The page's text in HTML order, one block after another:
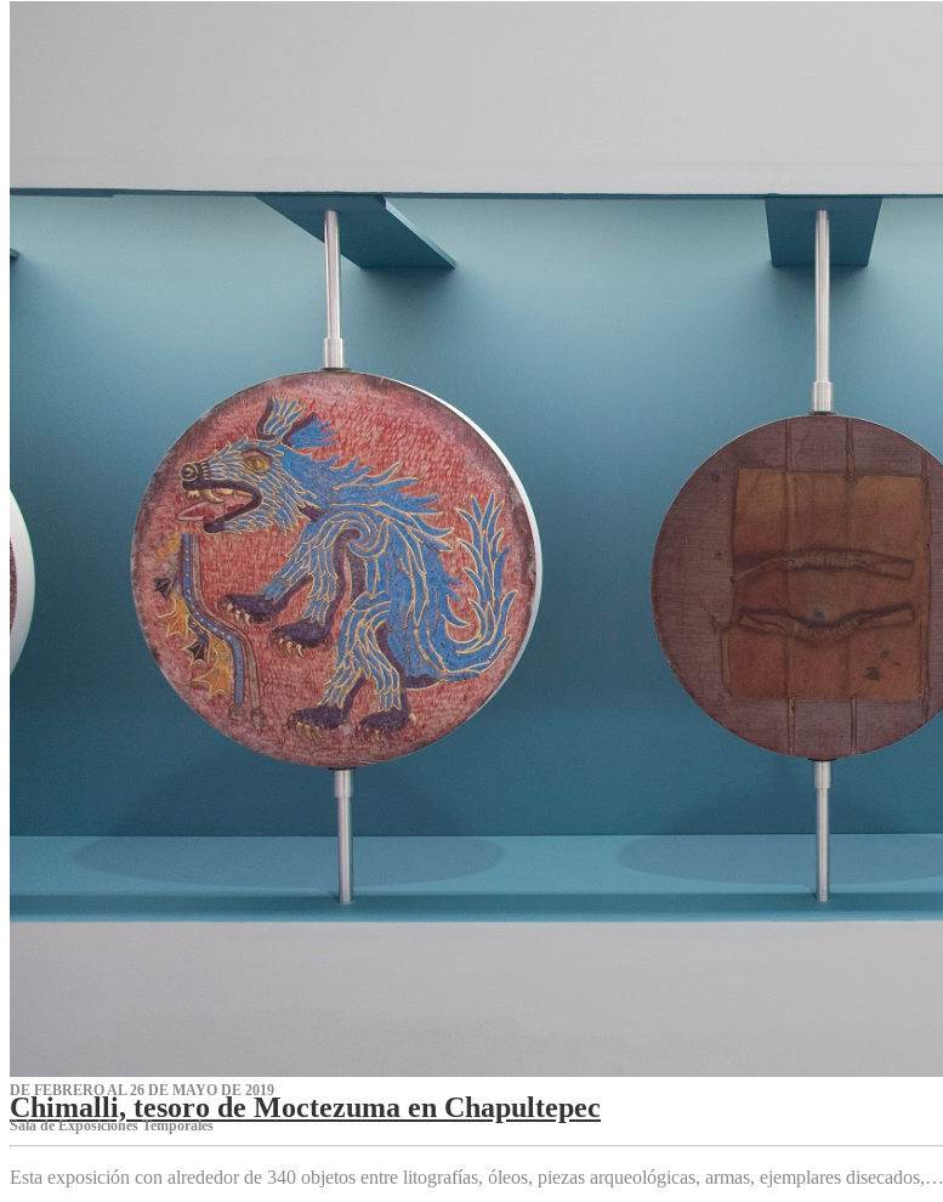
DE FEBRERO AL 26 DE MAYO DE 2019
Chimalli, tesoro de Moctezuma en Chapultepec
Sala de Exposiciones Temporales
Esta exposición con alrededor de 340 objetos entre litografías, óleos, piezas arqueológicas, armas, ejemplares disecados,…